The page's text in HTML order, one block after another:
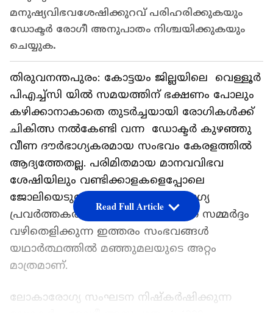
മനുഷ്യവിഭവശേഷിക്കുറവ് പരിഹരിക്കുകയും
ഡോക്ടർ രോഗീ അനുപാതം നിശ്ചയിക്കുകയും
ചെയ്യുക.
തിരുവനന്തപുരം: കോട്ടയം ജില്ലയിലെ വെള്ളൂർ
പിഎച്ച്സി യിൽ സമയത്തിന് ഭക്ഷണം പോലും
കഴിക്കാനാകാതെ തുടർച്ചയായി രോഗികൾക്ക്
ചികിത്സ നൽകേണ്ടി വന്ന ഡോക്ടർ കുഴഞ്ഞു
വീണ ദൗർഭാഗ്യകരമായ സംഭവം കേരളത്തിൽ
ആദ്യത്തേതല്ല. പരിമിതമായ മാനവവിഭവ
ശേഷിയിലും വണ്ടിക്കാളകളെപ്പോലെ
ജോലിയെടുക്കേണ്ടി വരുന്ന ആരോഗ്യ
പ്രവർത്തകർക്ക് ഉണ്ടാകുന്ന അമിത സമ്മർദ്ദം
വഴിതെളിക്കുന്ന ഇത്തരം സംഭവങ്ങൾ
യഥാർത്ഥത്തിൽ മഞ്ഞുമലയുടെ അറ്റം
മാത്രമാണ്.
ലോകാരോഗ്യ സംഘടന നിഷ്കർഷിക്കുന്ന
Read Full Article